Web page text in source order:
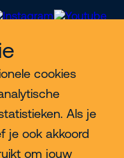
cookies
Als je
je ook akkoord
om jouw